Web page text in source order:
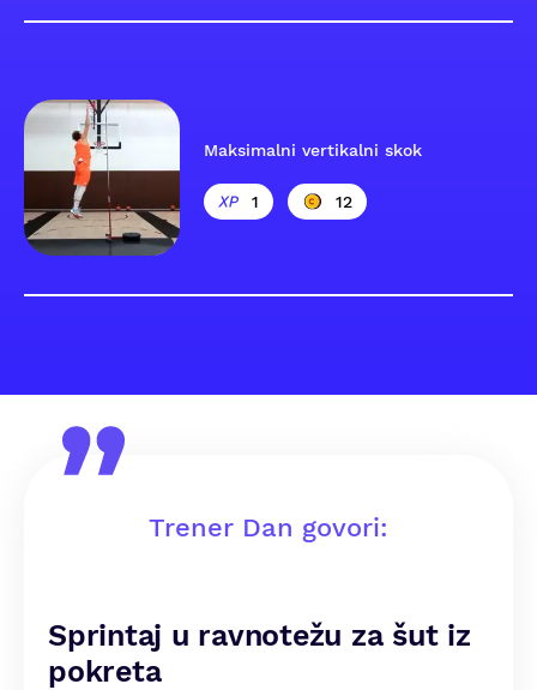
Maksimalni vertikalni skok
1 12
Trener Dan govori:
Sprintaj u ravnotežu za šut iz
pokreta